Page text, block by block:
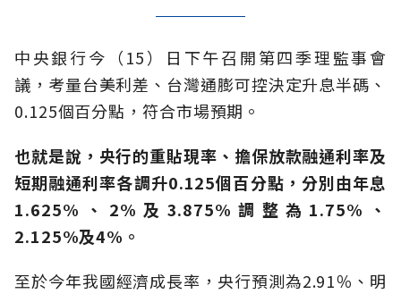
中央銀行今（15）日下午召開第四季理監事會
議，考量台美利差、台灣通膨可控決定升息半碼、
0.125個百分點，符合市場預期。
也就是說，央行的重貼現率、擔保放款融通利率及
短期融通利率各調升0.125個百分點，分別由年息
1.625%、2%及3.875% 調整為1.75%、
2.125%及4%。
至於今年我國經濟成長率，央行預測為2.91％、明